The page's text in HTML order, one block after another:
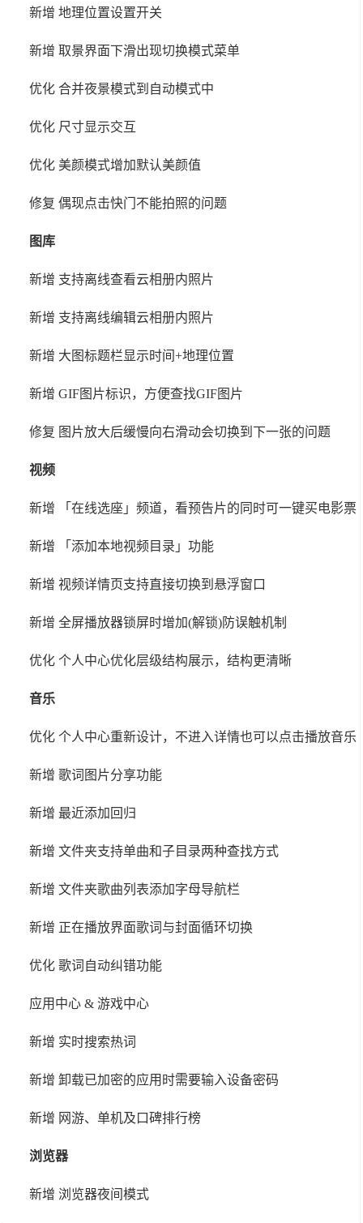
新增 地理位置设置开关
新增 取景界面下滑出现切换模式菜单
优化 合并夜景模式到自动模式中
优化 尺寸显示交互
优化 美颜模式增加默认美颜值
修复 偶现点击快门不能拍照的问题
图库
新增 支持离线查看云相册内照片
新增 支持离线编辑云相册内照片
新增 大图标题栏显示时间+地理位置
新增 GIF图片标识，方便查找GIF图片
修复 图片放大后缓慢向右滑动会切换到下一张的问题
视频
新增 「在线选座」频道，看预告片的同时可一键买电影票
新增 「添加本地视频目录」功能
新增 视频详情页支持直接切换到悬浮窗口
新增 全屏播放器锁屏时增加(解锁)防误触机制
优化 个人中心优化层级结构展示，结构更清晰
音乐
优化 个人中心重新设计，不进入详情也可以点击播放音乐
新增 歌词图片分享功能
新增 最近添加回归
新增 文件夹支持单曲和子目录两种查找方式
新增 文件夹歌曲列表添加字母导航栏
新增 正在播放界面歌词与封面循环切换
优化 歌词自动纠错功能
应用中心 & 游戏中心
新增 实时搜索热词
新增 卸载已加密的应用时需要输入设备密码
新增 网游、单机及口碑排行榜
浏览器
新增 浏览器夜间模式